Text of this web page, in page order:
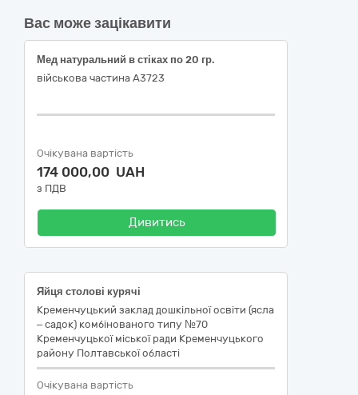
Вас може зацікавити
Мед натуральний в стіках по 20 гр.
військова частина А3723
Очікувана вартість
174 000,00 UAH
з ПДВ
Дивитись
Яйця столові курячі
Кременчуцький заклад дошкільної освіти (ясла
– садок) комбінованого типу №70
Кременчуцької міської ради Кременчуцького
району Полтавської області
Очікувана вартість